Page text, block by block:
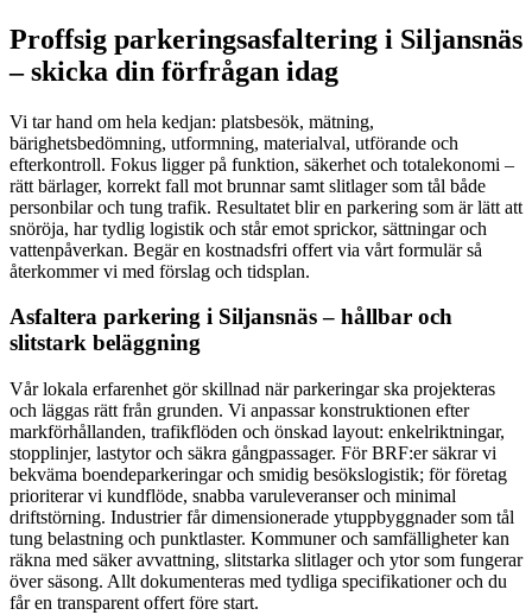
Proffsig parkeringsasfaltering i Siljansnäs
– skicka din förfrågan idag
Vi tar hand om hela kedjan: platsbesök, mätning,
bärighetsbedömning, utformning, materialval, utförande och
efterkontroll. Fokus ligger på funktion, säkerhet och totalekonomi –
rätt bärlager, korrekt fall mot brunnar samt slitlager som tål både
personbilar och tung trafik. Resultatet blir en parkering som är lätt att
snöröja, har tydlig logistik och står emot sprickor, sättningar och
vattenpåverkan. Begär en kostnadsfri offert via vårt formulär så
återkommer vi med förslag och tidsplan.
Asfaltera parkering i Siljansnäs – hållbar och
slitstark beläggning
Vår lokala erfarenhet gör skillnad när parkeringar ska projekteras
och läggas rätt från grunden. Vi anpassar konstruktionen efter
markförhållanden, trafikflöden och önskad layout: enkelriktningar,
stopplinjer, lastytor och säkra gångpassager. För BRF:er säkrar vi
bekväma boendeparkeringar och smidig besökslogistik; för företag
prioriterar vi kundflöde, snabba varuleveranser och minimal
driftstörning. Industrier får dimensionerade ytuppbyggnader som tål
tung belastning och punktlaster. Kommuner och samfälligheter kan
räkna med säker avvattning, slitstarka slitlager och ytor som fungerar
över säsong. Allt dokumenteras med tydliga specifikationer och du
får en transparent offert före start.